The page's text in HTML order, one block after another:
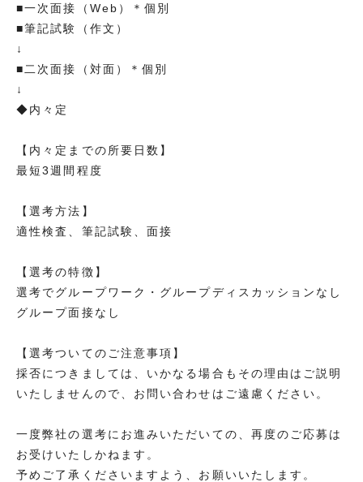
■一次面接（Web）＊個別
■筆記試験（作文）
↓
■二次面接（対面）＊個別
↓
◆内々定
【内々定までの所要日数】
最短3週間程度
【選考方法】
適性検査、筆記試験、面接
【選考の特徴】
選考でグループワーク・グループディスカッションなし
グループ面接なし
【選考ついてのご注意事項】
採否につきましては、いかなる場合もその理由はご説明
いたしませんので、お問い合わせはご遠慮ください。
一度弊社の選考にお進みいただいての、再度のご応募は
お受けいたしかねます。
予めご了承くださいますよう、お願いいたします。